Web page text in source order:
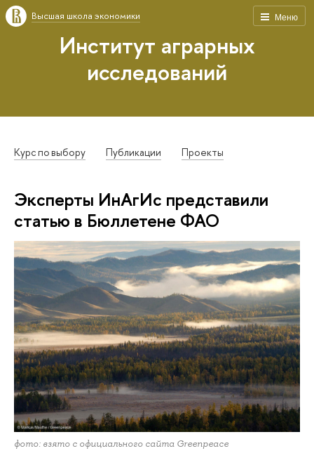
Меню
Высшая школа экономики
Институт аграрных
исследований
Курс по выбору Публикации Проекты
Эксперты ИнАгИс представили
статью в Бюллетене ФАО
фото: взято с официального сайта Greenpeace